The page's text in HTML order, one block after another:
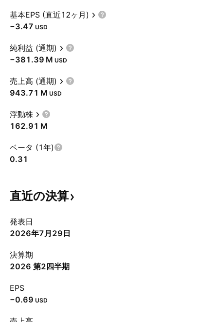
基本EPS (直近12ヶ月)
−3.47 USD
純利益 (通期)
‪−381.39 M‬ USD
売上高 (通期)
‪943.71 M‬ USD
浮動株
‪162.91 M‬
ベータ (1年)
0.31
直近の決算
発表日
2026年7月29日
決算期
2026 第2四半期
EPS
−0.69 USD